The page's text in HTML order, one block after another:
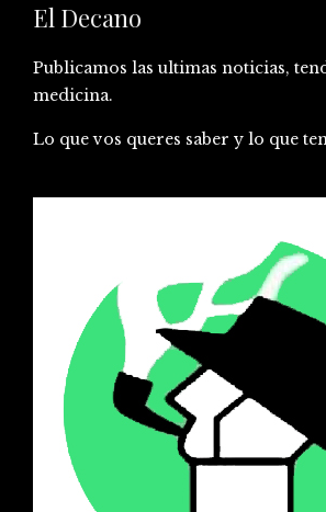
El Decano
Publicamos las ultimas noticias,
medicina.
Lo que vos queres saber y lo que